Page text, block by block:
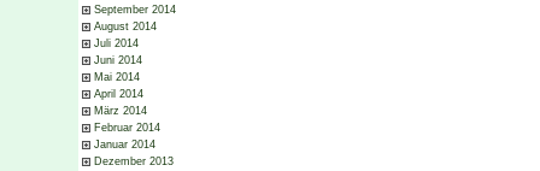
September 2014
August 2014
Juli 2014
Juni 2014
Mai 2014
April 2014
März 2014
Februar 2014
Januar 2014
Dezember 2013